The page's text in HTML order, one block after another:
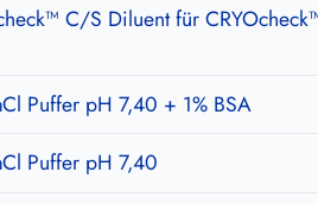
C/S Diluent für
Puffer pH 7,40 + 1% BSA
Puffer pH 7,40